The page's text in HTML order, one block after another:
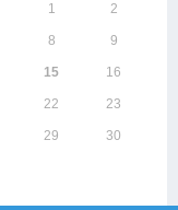
1 2
8 9
15 16
22 23
29 30